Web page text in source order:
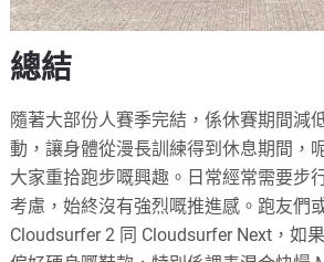
總結
隨著大部份人賽季完結，係休賽期間減
動，讓身體從漫長訓練得到休息期間，
大家重拾跑步嘅興趣。日常經常需要步
考慮，始終沒有強烈嘅推進感。跑友們
Cloudsurfer 2 同 Cloudsurfer Next，如